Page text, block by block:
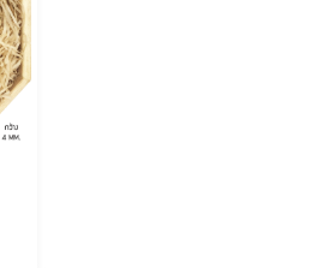
to